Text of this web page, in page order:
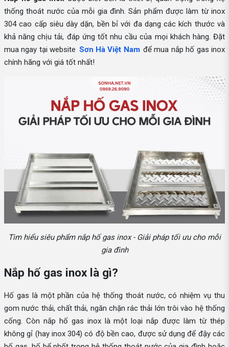
thống thoát nước của mỗi gia đình. Sản phẩm được làm từ inox
304 cao cấp siêu dày dặn, bền bỉ với đa dạng các kích thước và
khả năng chịu tải, đáp ứng tốt nhu cầu của mọi khách hàng. Đặt
mua ngay tại website Sơn Hà Việt Nam để mua nắp hố gas inox
chính hãng với giá tốt nhất!
Tìm hiểu siêu phẩm nắp hố gas inox - Giải pháp tối ưu cho mỗi
gia đình
Nắp hố gas inox là gì?
Hố gas là một phần của hệ thống thoát nước, có nhiệm vụ thu
gom nước thải, chất thải, ngăn chặn rác thải lớn trôi vào hệ thống
cống. Còn nắp hố gas inox là một loại nắp được làm từ thép
không gỉ (hay inox 304) có độ bền cao, được sử dụng để đậy các